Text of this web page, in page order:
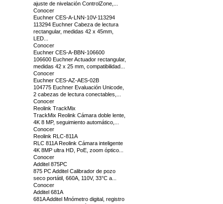
ajuste de nivelación ControlZone,...
Conocer
Euchner CES-A-LNN-10V-113294
113294 Euchner Cabeza de lectura
rectangular, medidas 42 x 45mm,
LED...
Conocer
Euchner CES-A-BBN-106600
106600 Euchner Actuador rectangular,
medidas 42 x 25 mm, compatibilidad...
Conocer
Euchner CES-AZ-AES-02B
104775 Euchner Evaluación Unicode,
2 cabezas de lectura conectables,...
Conocer
Reolink TrackMix
TrackMix Reolink Cámara doble lente,
4K 8 MP, seguimiento automático,...
Conocer
Reolink RLC-811A
RLC 811A Reolink Cámara inteligente
4K 8MP ultra HD, PoE, zoom óptico...
Conocer
Additel 875PC
875 PC Additel Calibrador de pozo
seco portátil, 660A, 110V, 33°C a...
Conocer
Additel 681A
681A Additel Mnómetro digital, registro